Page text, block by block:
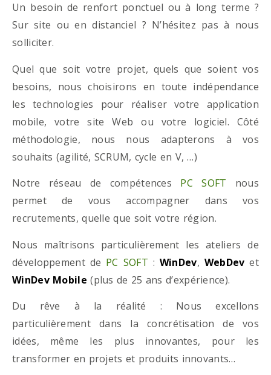
Un besoin de renfort ponctuel ou à long terme ?
Sur site ou en distanciel ? N’hésitez pas à nous
solliciter.
Quel que soit votre projet, quels que soient vos
besoins, nous choisirons en toute indépendance
les technologies pour réaliser votre application
mobile, votre site Web ou votre logiciel. Côté
méthodologie, nous nous adapterons à vos
souhaits (agilité, SCRUM, cycle en V, …)
Notre réseau de compétences PC SOFT nous
permet de vous accompagner dans vos
recrutements, quelle que soit votre région.
Nous maîtrisons particulièrement les ateliers de
développement de PC SOFT : WinDev, WebDev et
WinDev Mobile (plus de 25 ans d’expérience).
Du rêve à la réalité : Nous excellons
particulièrement dans la concrétisation de vos
idées, même les plus innovantes, pour les
transformer en projets et produits innovants…